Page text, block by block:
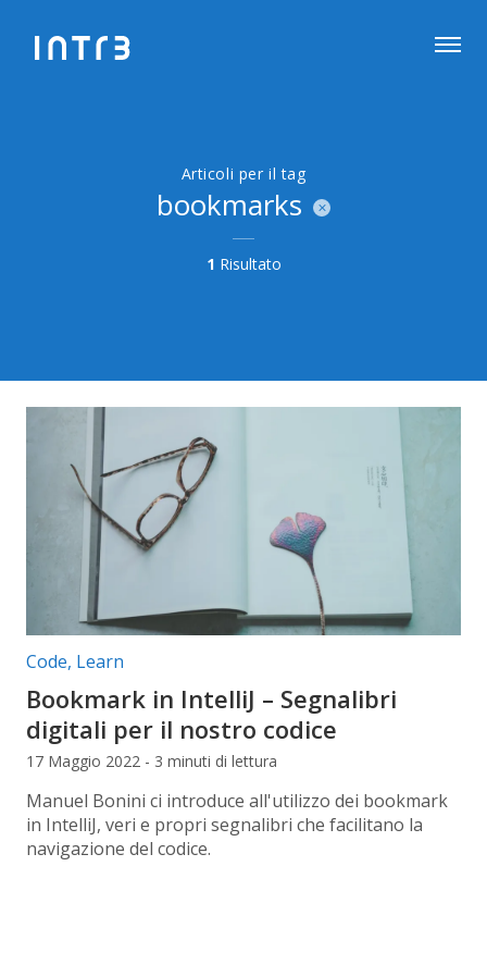
Articoli per il tag
bookmarks
1 Risultato
Categorie articolo:
Code, Learn
Bookmark in IntelliJ – Segnalibri
digitali per il nostro codice
17 Maggio 2022 - 3 minuti di lettura
Manuel Bonini ci introduce all'utilizzo dei bookmark
in IntelliJ, veri e propri segnalibri che facilitano la
navigazione del codice.